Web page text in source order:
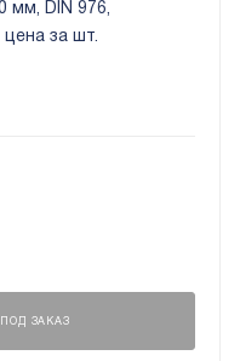
мм, DIN 976,
цена за шт.
ПОД ЗАКАЗ